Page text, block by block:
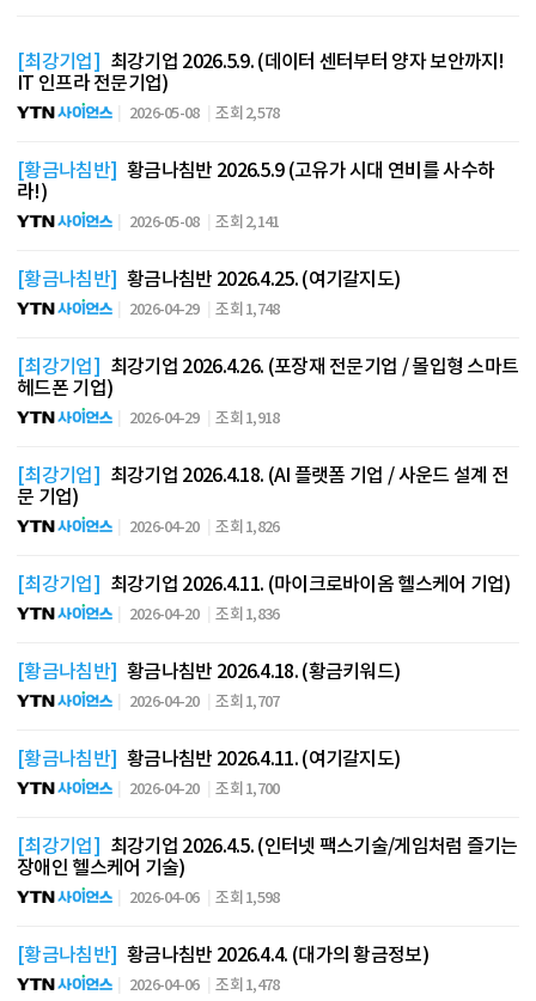
[최강기업] 최강기업 2026.5.9. (데이터 센터부터 양자 보안까지!
IT 인프라 전문기업)
2026-05-08 조회 2,578
[황금나침반] 황금나침반 2026.5.9 (고유가 시대 연비를 사수하
라!)
2026-05-08 조회 2,141
[황금나침반] 황금나침반 2026.4.25. (여기갈지도)
2026-04-29 조회 1,748
[최강기업] 최강기업 2026.4.26. (포장재 전문기업 / 몰입형 스마트
헤드폰 기업)
2026-04-29 조회 1,918
[최강기업] 최강기업 2026.4.18. (AI 플랫폼 기업 / 사운드 설계 전
문 기업)
2026-04-20 조회 1,826
[최강기업] 최강기업 2026.4.11. (마이크로바이옴 헬스케어 기업)
2026-04-20 조회 1,836
[황금나침반] 황금나침반 2026.4.18. (황금키워드)
2026-04-20 조회 1,707
[황금나침반] 황금나침반 2026.4.11. (여기갈지도)
2026-04-20 조회 1,700
[최강기업] 최강기업 2026.4.5. (인터넷 팩스기술/게임처럼 즐기는
장애인 헬스케어 기술)
2026-04-06 조회 1,598
[황금나침반] 황금나침반 2026.4.4. (대가의 황금정보)
2026-04-06 조회 1,478